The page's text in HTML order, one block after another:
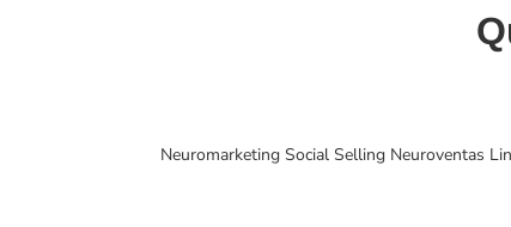
Neuromarketing Social Selling Neuroventas